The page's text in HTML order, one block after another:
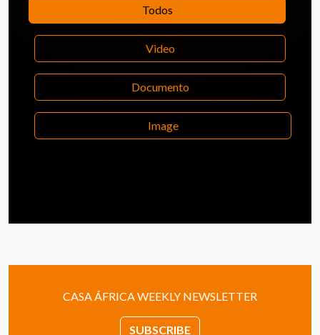
Todos
Video
Documento
Image
CASA ÁFRICA WEEKLY NEWSLETTER
SUBSCRIBE